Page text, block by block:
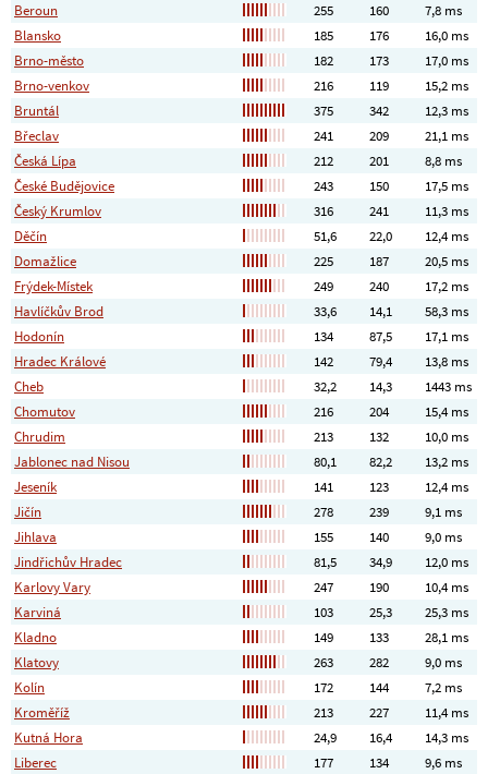
Beroun
255 160
7,8 ms
Blansko
185 176
16,0 ms
Brno-město
182 173
17,0 ms
Brno-venkov
216 119
15,2 ms
Bruntál
375 342
12,3 ms
Břeclav
241 209
21,1 ms
Česká Lípa
212 201
8,8 ms
České Budějovice
243 150
17,5 ms
Český Krumlov
316 241
11,3 ms
Děčín
51,6 22,0
12,4 ms
Domažlice
225 187
20,5 ms
Frýdek-Místek
249 240
17,2 ms
Havlíčkův Brod
33,6 14,1
58,3 ms
Hodonín
134 87,5
17,1 ms
Hradec Králové
142 79,4
13,8 ms
Cheb
32,2 14,3
1443 ms
Chomutov
216 204
15,4 ms
Chrudim
213 132
10,0 ms
Jablonec nad Nisou
80,1 82,2
13,2 ms
Jeseník
141 123
12,4 ms
Jičín
278 239
9,1 ms
Jihlava
155 140
9,0 ms
Jindřichův Hradec
81,5 34,9
12,0 ms
Karlovy Vary
247 190
10,4 ms
Karviná
103 25,3
25,3 ms
Kladno
149 133
28,1 ms
Klatovy
263 282
9,0 ms
Kolín
172 144
7,2 ms
Kroměříž
213 227
11,4 ms
Kutná Hora
24,9 16,4
14,3 ms
Liberec
177 134
9,6 ms